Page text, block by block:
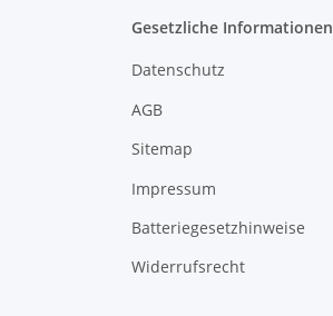
Gesetzliche Informationen
Datenschutz
AGB
Sitemap
Impressum
Batteriegesetzhinweise
Widerrufsrecht